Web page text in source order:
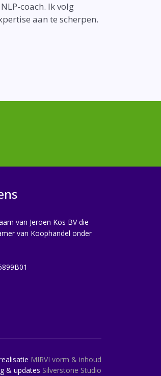
coach. Ik volg
aan te scherpen.
van Jeroen Kos BV die
van Koophandel onder
MIRVI vorm & inhoud
& updates Silverstone Studio